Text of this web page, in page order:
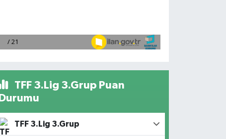
TFF 3.Lig 3.Grup Puan
Durumu
TFF 3.Lig 3.Grup